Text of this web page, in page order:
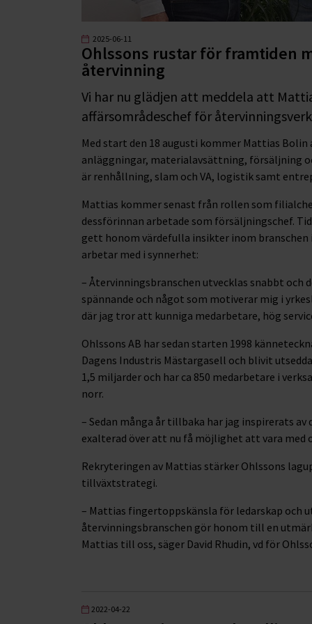
2025-06-11
Ohlssons rustar för framtiden
återvinning
Vi har nu glädjen att meddela att
affärsområdeschef för
Med start den 18 augusti kommer Mattias
anläggningar, materialavsättning, försäljning
är renhållning, slam och VA, logistik samt
Mattias kommer senast från rollen som
dessförinnan arbetade som försäljningschef.
gett honom värdefulla insikter inom
arbetar med i synnerhet:
– Återvinningsbranschen utvecklas snabbt
spännande och något som motiverar mig i
där jag tror att kunniga medarbetare, hög
Ohlssons AB har sedan starten 1998
Dagens Industris Mästargasell och blivit
1,5 miljarder och har ca 850 medarbetare i
norr.
– Sedan många år tillbaka har jag inspirerats
exalterad över att nu få möjlighet att vara med
Rekryteringen av Mattias stärker Ohlssons
tillväxtstrategi.
– Mattias fingertoppskänsla för ledarskap och
återvinningsbranschen gör honom till en
Mattias till oss, säger David Rhudin, vd för
2022-04-22